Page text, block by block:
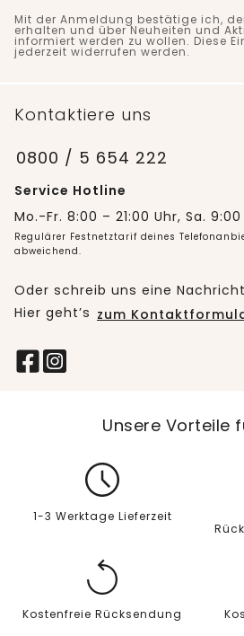
Mit der Anmeldung bestätige ich,
erhalten und über Neuheiten und
informiert werden zu wollen. Diese
jederzeit widerrufen werden.
Kontaktiere uns
0800 / 5 654 222
Service Hotline
Mo.-Fr. 8:00 – 21:00 Uhr, Sa.
Regulärer Festnetztarif deines
abweichend.
Oder schreib uns eine
Hier geht’s zum
Unsere Vorteile
1-3 Werktage Lieferzeit
Kostenfreie Rücksendung